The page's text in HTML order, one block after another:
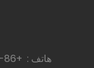
هاتف : +86-